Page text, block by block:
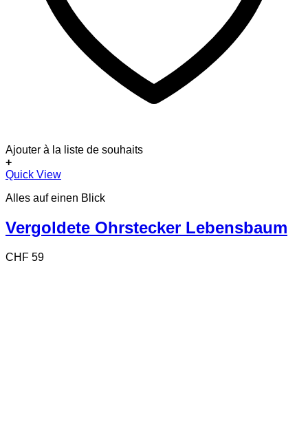
Ajouter à la liste de souhaits
+
Quick View
Alles auf einen Blick
Vergoldete Ohrstecker Lebensbaum
CHF 59